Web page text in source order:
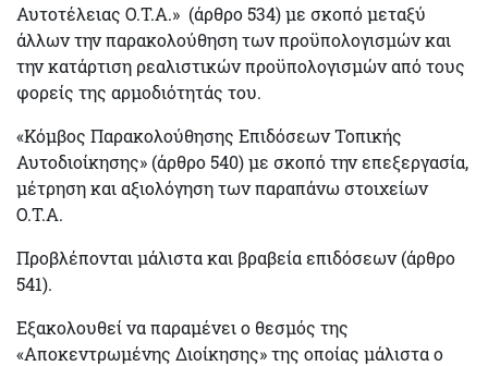
Αυτοτέλειας Ο.Τ.Α.» (άρθρο 534) με σκοπό μεταξύ
άλλων την παρακολούθηση των προϋπολογισμών και
την κατάρτιση ρεαλιστικών προϋπολογισμών από τους
φορείς της αρμοδιότητάς του.
«Κόμβος Παρακολούθησης ΕπιδόσεωνΤοπικής
Αυτοδιοίκησης» (άρθρο 540) με σκοπό την επεξεργασία,
μέτρηση και αξιολόγηση των παραπάνω στοιχείων
Ο.Τ.Α.
Προβλέπονται μάλιστα και βραβείαεπιδόσεων (άρθρο
541).
Εξακολουθεί να παραμένει ο θεσμός της
«Αποκεντρωμένης Διοίκησης»της οποίας μάλιστα ο